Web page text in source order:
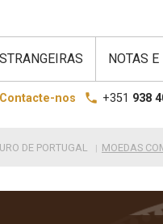
NOTAS
nos local_phone +351 938
DE PORTUGAL MOEDAS